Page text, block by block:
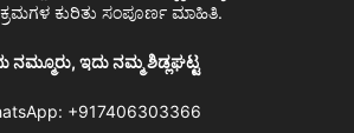
ಕುರಿತು ಸಂಪೂರ್ಣ ಮಾಹಿತಿ.
ನಮ್ಮೂರು, ಇದು ನಮ್ಮ ಶಿಡ್ಲಘಟ್ಟ
+917406303366